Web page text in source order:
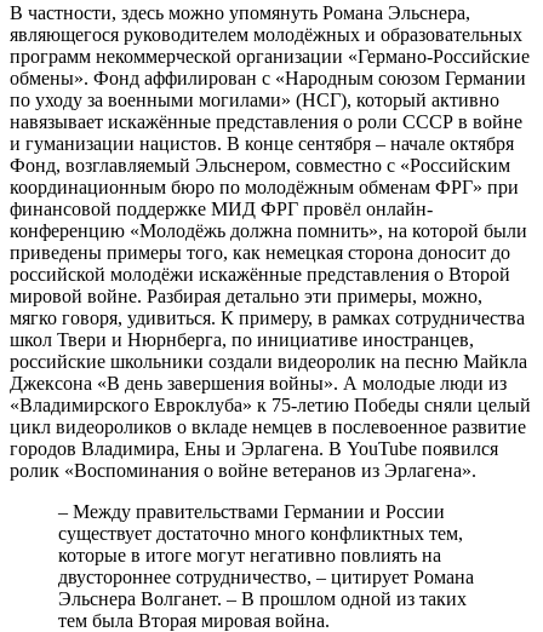
В частности, здесь можно упомянуть Романа Эльснера,
являющегося руководителем молодёжных и образовательных
программ некоммерческой организации «Германо-Российские
обмены». Фонд аффилирован с «Народным союзом Германии
по уходу за военными могилами» (НСГ), который активно
навязывает искажённые представления о роли СССР в войне
и гуманизации нацистов. В конце сентября – начале октября
Фонд, возглавляемый Эльснером, совместно с «Российским
координационным бюро по молодёжным обменам ФРГ» при
финансовой поддержке МИД ФРГ провёл онлайн-
конференцию «Молодёжь должна помнить», на которой были
приведены примеры того, как немецкая сторона доносит до
российской молодёжи искажённые представления о Второй
мировой войне. Разбирая детально эти примеры, можно,
мягко говоря, удивиться. К примеру, в рамках сотрудничества
школ Твери и Нюрнберга, по инициативе иностранцев,
российские школьники создали видеоролик на песню Майкла
Джексона «В день завершения войны». А молодые люди из
«Владимирского Евроклуба» к 75-летию Победы сняли целый
цикл видеороликов о вкладе немцев в послевоенное развитие
городов Владимира, Ены и Эрлагена. В YouTube появился
ролик «Воспоминания о войне ветеранов из Эрлагена».
– Между правительствами Германии и России
существует достаточно много конфликтных тем,
которые в итоге могут негативно повлиять на
двустороннее сотрудничество, – цитирует Романа
Эльснера Волганет. – В прошлом одной из таких
тем была Вторая мировая война.